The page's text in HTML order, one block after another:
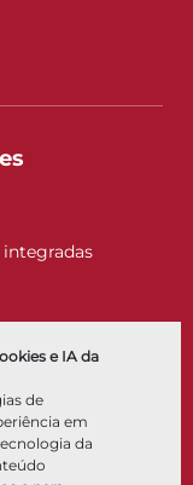
e IA da
de
em
da
integradas